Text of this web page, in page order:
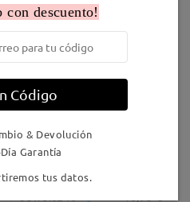
los
comentario
con descuento!
Código
& Devolución
Garantía
tus datos.